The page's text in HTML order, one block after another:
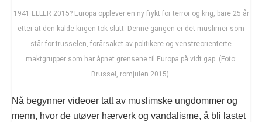
1941 ELLER 2015? Europa opplever en ny frykt for terror og krig, bare 25 år
etter at den kalde krigen tok slutt. Denne gangen er det muslimer som
står for trusselen, forårsaket av politikere og venstreorienterte
maktgrupper som har åpnet grensene til Europa på vidt gap. (Foto:
Brussel, romjulen 2015).
Nå begynner videoer tatt av muslimske ungdommer og
menn, hvor de utøver hærverk og vandalisme, å bli lastet